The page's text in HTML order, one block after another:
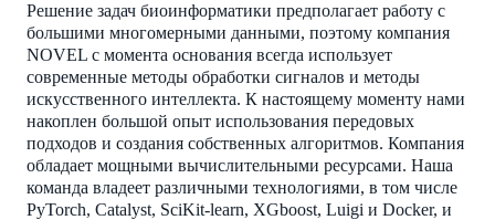
Решение задач биоинформатики предполагает работу с
большими многомерными данными, поэтому компания
NOVEL с момента основания всегда использует
современные методы обработки сигналов и методы
искусственного интеллекта. К настоящему моменту нами
накоплен большой опыт использования передовых
подходов и создания собственных алгоритмов. Компания
обладает мощными вычислительными ресурсами. Наша
команда владеет различными технологиями, в том числе
PyTorch, Catalyst, SciKit-learn, XGboost, Luigi и Docker, и